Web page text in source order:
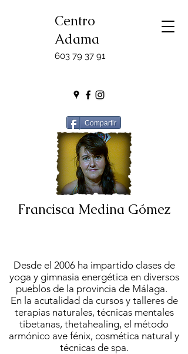
Centro
Adama
603 79 37 91
Compartir
Francisca Medina Gómez
Desde el 2006 ha impartido clases de
yoga y gimnasia energética en diversos
pueblos de la provincia de Málaga.
En la acutalidad da cursos y talleres de
terapias naturales, técnicas mentales
tibetanas, thetahealing, el método
armónico ave fénix, cosmética natural y
técnicas de spa.